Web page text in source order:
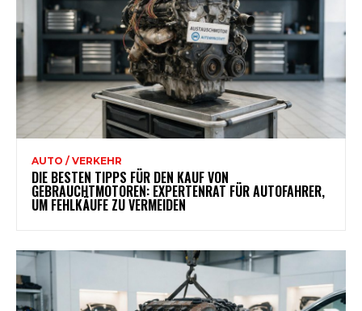
AUTO / VERKEHR
DIE BESTEN TIPPS FÜR DEN KAUF VON
GEBRAUCHTMOTOREN: EXPERTENRAT FÜR AUTOFAHRER,
UM FEHLKÄUFE ZU VERMEIDEN